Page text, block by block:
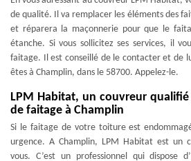
de qualité. Il va remplacer les éléments des
et réparera la maçonnerie pour que le
étanche. Si vous sollicitez ses services, il
faitage. Il est conseillé de le contacter et de
êtes à Champlin, dans le 58700. Appelez-le.
LPM Habitat, un couvreur
de faitage à Champlin
Si le faitage de votre toiture est
urgence. A Champlin, LPM Habitat est un
vous. C’est un professionnel qui dispose